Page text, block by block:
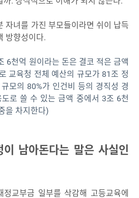
자녀를 가진 부모들이라면 쉬이 납득
방향성이다.
6천억 원이라는 돈은 결코 적은 금액
교육청 전체 예산의 규모가 81조 정
모의 80%가 인건비 등의 경직성 경
로 쓸 수 있는 금액 중에서 3조 6천
을 차지한다)
남아돈다는 말은 사실인
교부금 일부를 삭감해 고등교육에